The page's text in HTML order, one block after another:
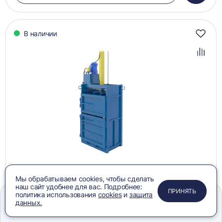
в
В наличии
1 5
Пресс PZO-6, 220В
339 887 ₽
ЗАПРОСИТЬ КП
ПРИМЕНИТЬ
ЗАКРЫТЬ
ЗАКРЫТЬ
ЗАКРЫТЬ
Мы обрабатываем cookies, чтобы сделать
наш сайт удобнее для вас. Подробнее:
политика использования cookiesи защита
данных.
ПРИНЯТЬ